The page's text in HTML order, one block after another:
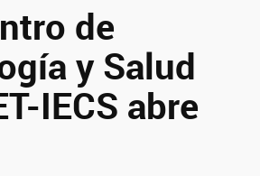
de
y Salud
IECS abre